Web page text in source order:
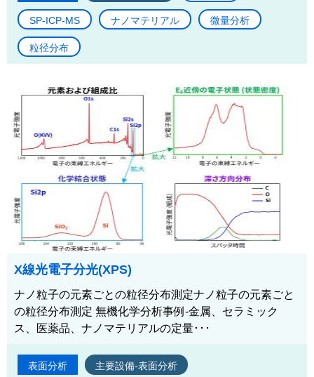
SP-ICP-MS ナノマテリアル 微量分析
粒径分布
X線光電子分光(XPS)
ナノ粒子の元素ごとの粒径分布測定ナノ粒子の元素ごと
の粒径分布測定 無機化学分析事例-金属、セラミック
ス、医薬品、ナノマテリアルの定量･･･
表面分析 主要設備-表面分析